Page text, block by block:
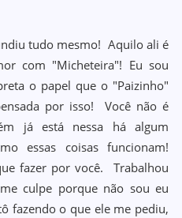
tudo mesmo! Aquilo ali é
com "Micheteira"! Eu sou
o papel que o "Paizinho"
por isso! Você não é
já está nessa há algum
essas coisas funcionam!
fazer por você. Trabalhou
culpe porque não sou eu
fazendo o que ele me pediu,